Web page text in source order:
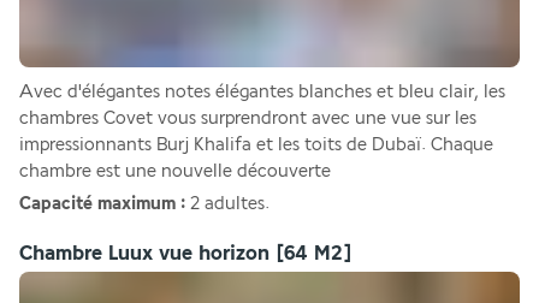
Avec d'élégantes notes élégantes blanches et bleu clair, les
chambres Covet vous surprendront avec une vue sur les
impressionnants Burj Khalifa et les toits de Dubaï. Chaque
chambre est une nouvelle découverte
Capacité maximum : 2 adultes.
Chambre Luux vue horizon [64 M2]